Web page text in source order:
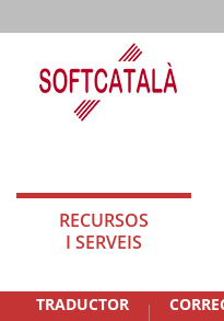
RECURSOS
I SERVEIS
TRADUCTOR